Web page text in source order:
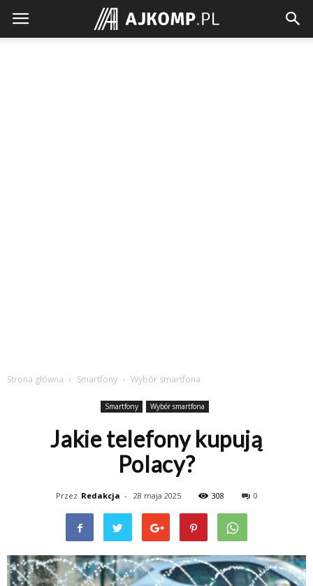
Ajkomp.pl
Strona główna Smartfony Wybór smartfona
Smartfony Wybór smartfona
Jakie telefony kupują
Polacy?
Przez Redakcja - 28 maja 2025 308 0